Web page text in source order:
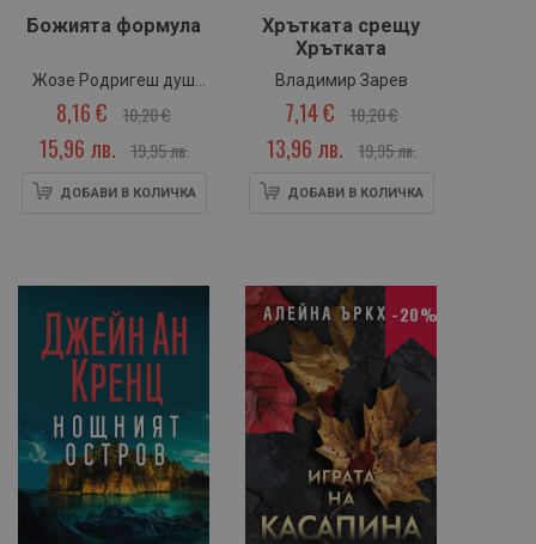
Божията формула
Жозе Родригеш душ
Сантуш
8,16 € 10,20 €
15,96 лв. 19,95 лв.
ДОБАВИ В КОЛИЧКА
Хрътката срещу
Хрътката
Владимир Зарев
7,14 € 10,20 €
13,96 лв. 19,95 лв.
ДОБАВИ В КОЛИЧКА
-20%